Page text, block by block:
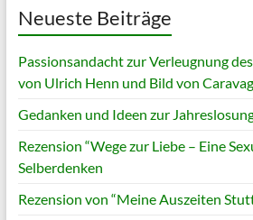
Neueste Beiträge
Passionsandacht zur Verleugnung
von Ulrich Henn und Bild von
Gedanken und Ideen zur
Rezension “Wege zur Liebe – Eine
Selberdenken
Rezension von “Meine Auszeiten